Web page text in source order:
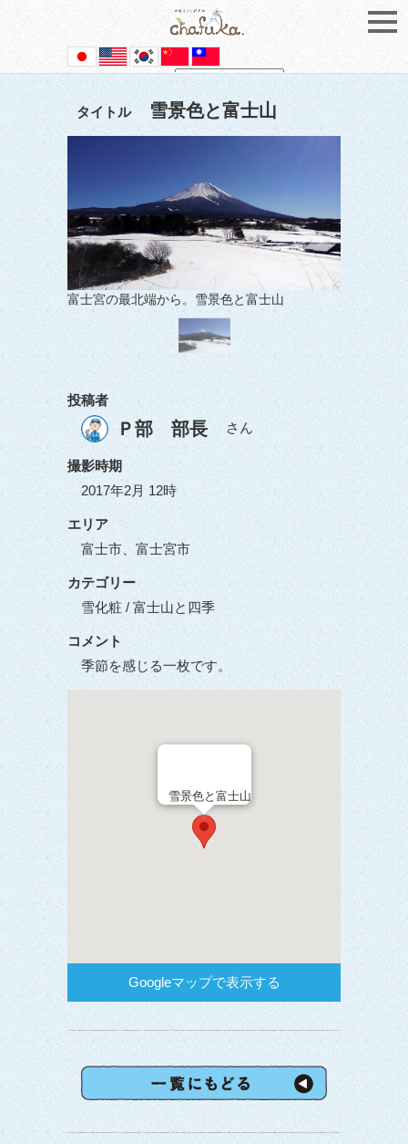
Powered by Translate
タイトル 雪景色と富士山
富士宮の最北端から。雪景色と富士山
投稿者
Ｐ部 部長 さん
撮影時期
2017年2月 12時
エリア
富士市、富士宮市
カテゴリー
雪化粧 / 富士山と四季
コメント
季節を感じる一枚です。
雪景色と富士山
Googleマップで表示する